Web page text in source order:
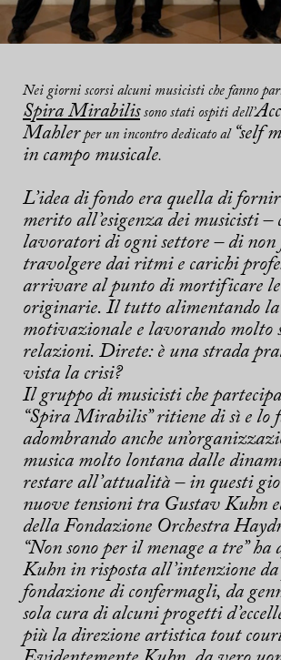
Nei giorni scorsi alcuni musicisti che fanno
Spira Mirabilissono stati ospiti dell’
Mahlerper un incontro dedicato al “self
in campo musicale.
L’idea di fondo era quella di
merito all’esigenza dei musicisti –
lavoratori di ogni settore – di non
travolgere dai ritmi e carichi
arrivare al punto di mortificare
originarie. Il tutto alimentando la
motivazionale e lavorando molto
relazioni. Direte: è una strada
vista la crisi?
Il gruppo di musicisti che
“Spira Mirabilis” ritiene di sì e lo
adombrando anche
musica molto lontana dalle
restare all’attualità – in questi
nuove tensioni tra Gustav Kuhn
della Fondazione Orchestra
“Non sono per il menage a tre” ha
Kuhn in risposta all’intenzione
fondazione di confermagli, da
sola cura di alcuni progetti
più la direzione artistica tout